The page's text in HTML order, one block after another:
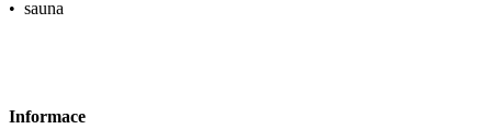
• sauna
Informace